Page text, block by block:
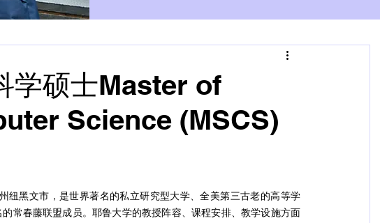
学硕士Master of
Science (MSCS)
纽黑文市，是世界著名的私立研究型大学、全美第三古老的高等学
常春藤联盟成员。耶鲁大学的教授阵容、课程安排、教学设施方面